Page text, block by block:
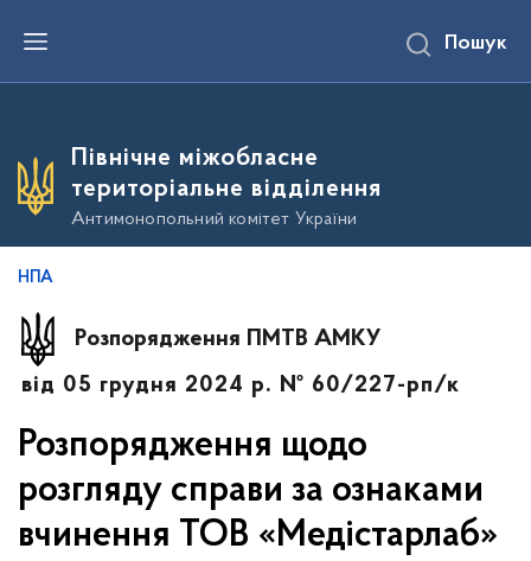
е
о
о
в
о
м
Пошук
Північне міжобласне
територіальне відділення
Антимонопольний комітет України
НПА
Розпорядження ПМТВ АМКУ
від 05 грудня 2024 р. № 60/227-рп/к
Розпорядження щодо
розгляду справи за ознаками
вчинення ТОВ «Медістарлаб»